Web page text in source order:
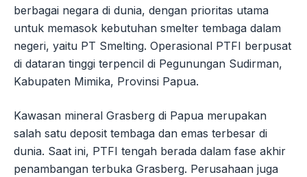
berbagai negara di dunia, dengan prioritas utama
untuk memasok kebutuhan smelter tembaga dalam
negeri, yaitu PT Smelting. Operasional PTFI berpusat
di dataran tinggi terpencil di Pegunungan Sudirman,
Kabupaten Mimika, Provinsi Papua.
Kawasan mineral Grasberg di Papua merupakan
salah satu deposit tembaga dan emas terbesar di
dunia. Saat ini, PTFI tengah berada dalam fase akhir
penambangan terbuka Grasberg. Perusahaan juga